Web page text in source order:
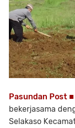
Pasundan Post ■
bekerjasama
Selakaso